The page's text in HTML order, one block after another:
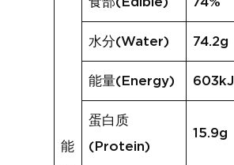
能
水分(Water) 74.2g
能量(Energy) 603kJ
蛋白质
(Protein)
15.9g